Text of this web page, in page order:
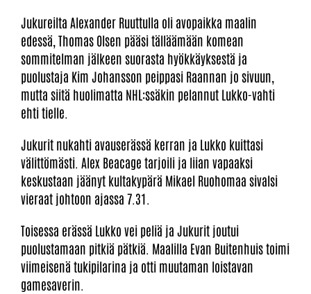
Jukureilta Alexander Ruuttulla oli avopaikka maalin
edessä, Thomas Olsen pääsi tälläämään komean
sommitelman jälkeen suorasta hyökkäyksestä ja
puolustaja Kim Johansson peippasi Raannan jo sivuun,
mutta siitä huolimatta NHL:ssäkin pelannut Lukko-vahti
ehti tielle.
Jukurit nukahti avauserässä kerran ja Lukko kuittasi
välittömästi. Alex Beacage tarjoili ja liian vapaaksi
keskustaan jäänyt kultakypärä Mikael Ruohomaa sivalsi
vieraat johtoon ajassa 7.31.
Toisessa erässä Lukko vei peliä ja Jukurit joutui
puolustamaan pitkiä pätkiä. Maalilla Evan Buitenhuis toimi
viimeisenä tukipilarina ja otti muutaman loistavan
gamesaverin.